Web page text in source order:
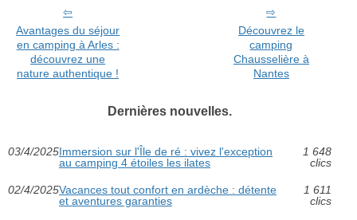
Avantages du séjour
en camping à Arles :
découvrez une
nature authentique !
Découvrez le
camping
Chausselière à
Nantes
Dernières nouvelles.
03/4/2025Immersion sur l'Île de ré : vivez l'exception
au camping 4 étoiles les ilates
1 648
clics
02/4/2025Vacances tout confort en ardèche : détente
et aventures garanties
1 611
clics